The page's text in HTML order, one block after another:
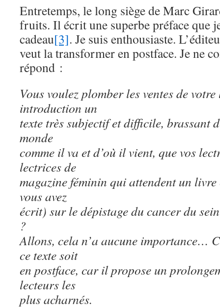
Entretemps, le long siège de Marc
fruits. Il écrit une superbe préface que
cadeau[3]. Je suis enthousiaste.
veut la transformer en postface. Je ne
répond :
Vous voulez plomber les ventes de
introduction un
texte très subjectif et difficile, brassant
monde
comme il va et d’où il vient, que vos
lectrices de
magazine féminin qui attendent un
vous avez
écrit) sur le dépistage du cancer du
?
Allons, cela n’a aucune importance…
ce texte soit
en postface, car il propose un
lecteurs les
plus acharnés.